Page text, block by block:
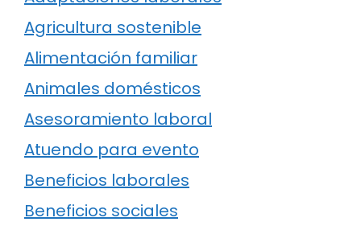
Agricultura sostenible
Alimentación familiar
Animales domésticos
Asesoramiento laboral
Atuendo para evento
Beneficios laborales
Beneficios sociales